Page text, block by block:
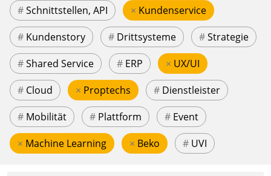
#Schnittstellen, API × Kundenservice
# Kundenstory # Drittsysteme #Strategie
#Shared Service # ERP × UX/UI
# Cloud × Proptechs # Dienstleister
# Mobilität # Plattform # Event
× Machine Learning × Beko # UVI